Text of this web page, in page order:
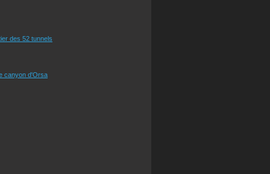
des 52 tunnels
canyon d'Orsa